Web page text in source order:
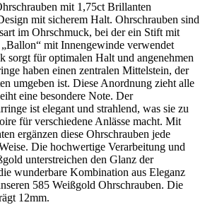
mit 1,75ct Brillanten
mit sicherem Halt. Ohrschrauben sind
im Ohrschmuck, bei der ein Stift mit
mit Innengewinde verwendet
sorgt für optimalen Halt und angenehmen
haben einen zentralen Mittelstein, der
umgeben ist. Diese Anordnung zieht alle
eine besondere Note. Der
ist elegant und strahlend, was sie zu
für verschiedene Anlässe macht. Mit
ergänzen diese Ohrschrauben jede
Die hochwertige Verarbeitung und
unterstreichen den Glanz der
wunderbare Kombination aus Eleganz
585 Weißgold Ohrschrauben. Die
12mm.